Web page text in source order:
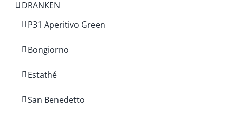
DRANKEN
P31 Aperitivo Green
Bongiorno
Estathé
San Benedetto